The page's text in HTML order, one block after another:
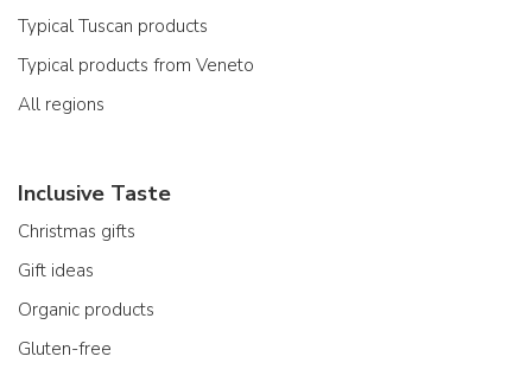
Typical Tuscan products
Typical products from Veneto
All regions
Inclusive Taste
Christmas gifts
Gift ideas
Organic products
Gluten-free